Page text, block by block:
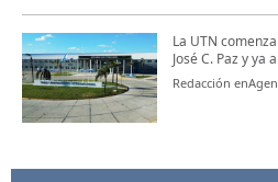
La UTN
José C. Paz y ya
Redacción